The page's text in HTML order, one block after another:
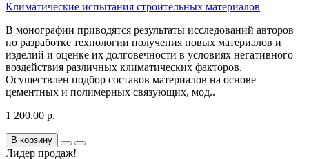
Климатические испытания строительных материалов
В монографии приводятся результаты исследований авторов
по разработке технологии получения новых материалов и
изделий и оценке их долговечности в условиях негативного
воздействия различных климатических факторов.
Осуществлен подбор составов материалов на основе
цементных и полимерных связующих, мод..
1 200.00 р.
В корзину
Лидер продаж!